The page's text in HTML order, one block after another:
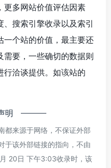
更多网站价值评估因素
搜索引擎收录以及索引
一个站的价值，最主要还
需要，一些确切的数据则
行洽谈提供。如该站的
明
都来源于网络，不保证外部
于该外部链接的指向，不由
20日 下午3:03收录时，该